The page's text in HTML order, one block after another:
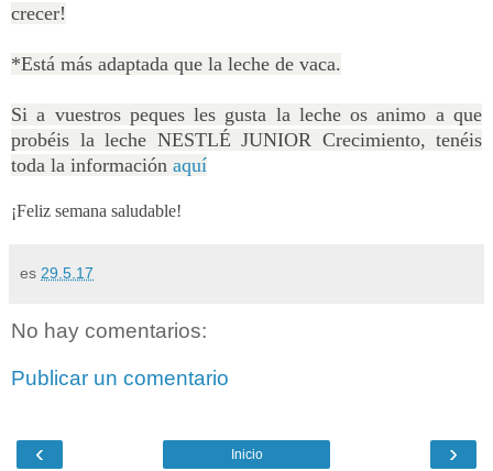
crecer!
*Está más adaptada que la leche de vaca.
Si a vuestros peques les gusta la leche os animo a que
probéis la leche NESTLÉ JUNIOR Crecimiento, tenéis
toda la información aquí
¡Feliz semana saludable!
es 29.5.17
No hay comentarios:
Publicar un comentario
‹ ›
Inicio